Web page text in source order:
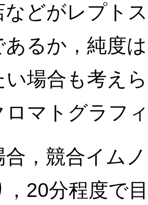
などがレプト
あるか，純度
い場合も考え
ロマトグラフ
合，競合イム
，20分程度で